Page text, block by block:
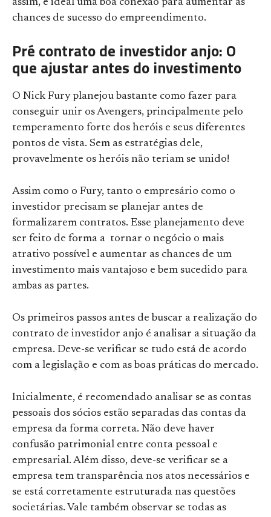
assim, é ideal uma boa conexão para aumentar as
chances de sucesso do empreendimento.
Pré contrato de investidor anjo: O
que ajustar antes do investimento
O Nick Fury planejou bastante como fazer para
conseguir unir os Avengers, principalmente pelo
temperamento forte dos heróis e seus diferentes
pontos de vista. Sem as estratégias dele,
provavelmente os heróis não teriam se unido!
Assim como o Fury, tanto o empresário como o
investidor precisam se planejar antes de
formalizarem contratos. Esse planejamento deve
ser feito de forma a tornar o negócio o mais
atrativo possível e aumentar as chances de um
investimento mais vantajoso e bem sucedido para
ambas as partes.
Os primeiros passos antes de buscar a realização do
contrato de investidor anjo é analisar a situação da
empresa. Deve-se verificar se tudo está de acordo
com a legislação e com as boas práticas do mercado.
Inicialmente, é recomendado analisar se as contas
pessoais dos sócios estão separadas das contas da
empresa da forma correta. Não deve haver
confusão patrimonial entre conta pessoal e
empresarial. Além disso, deve-se verificar se a
empresa tem transparência nos atos necessários e
se está corretamente estruturada nas questões
societárias. Vale também observar se todas as